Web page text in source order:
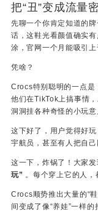
把“丑”变成流量
先聊一个你肯定知道的
话，这鞋光看颜值确实
涂，官网一个月能吸引上
凭啥？
Crocs特别聪明的一点是
他们在TikTok上搞事情
洞洞挂各种奇怪的小玩意
这下好了，用户觉得好
宇航员，甚至有人把自己
这一下，炸锅了！大家
玩” 。每个穿上它的人，
Crocs顺势推出大量的“
间变成了像“养娃”一样的